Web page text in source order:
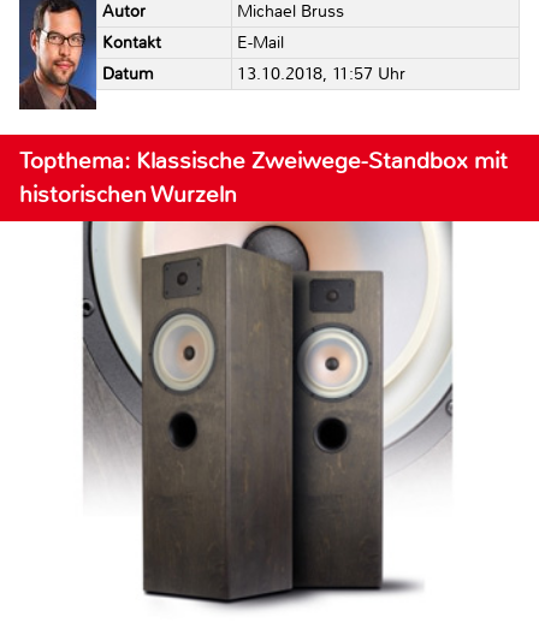
Autor
Michael Bruss
Kontakt
E-Mail
Datum
13.10.2018, 11:57 Uhr
Topthema: Klassische Zweiwege-Standbox mit
historischen Wurzeln